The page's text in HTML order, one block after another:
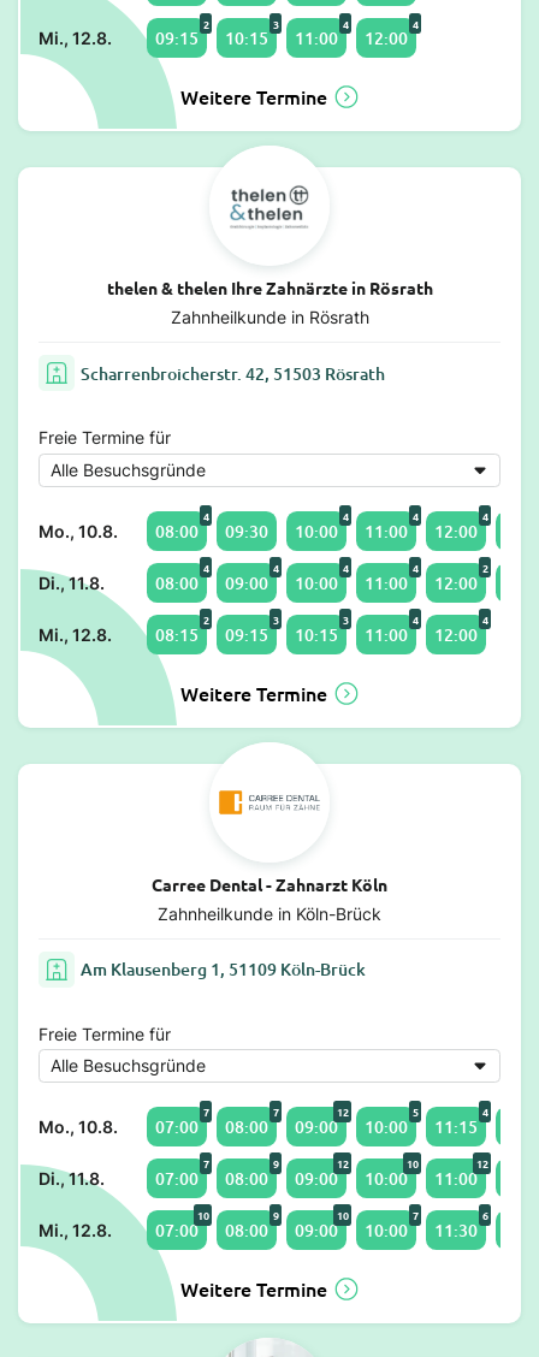
Mi., 12.8. 09:15
2
10:15
3
11:00
4
12:00
4
Weitere Termine
thelen & thelen Ihre Zahnärzte in Rösrath
Zahnheilkunde in Rösrath
Scharrenbroicherstr. 42, 51503 Rösrath
Freie Termine für
Mo., 10.8. 08:00
4
09:30 10:00
4
11:00
4
12:00
4
Di., 11.8. 08:00
4
09:00
4
10:00
4
11:00
4
12:00
2
Mi., 12.8. 08:15
2
09:15
3
10:15
3
11:00
4
12:00
4
Weitere Termine
Carree Dental - Zahnarzt Köln
Zahnheilkunde in Köln-Brück
Am Klausenberg 1, 51109 Köln-Brück
Freie Termine für
Mo., 10.8. 07:00
7
08:00
7
09:00
12
10:00
5
11:15
4
Di., 11.8. 07:00
7
08:00
9
09:00
12
10:00
10
11:00
12
Mi., 12.8. 07:00
10
08:00
9
09:00
10
10:00
7
11:30
6
Weitere Termine